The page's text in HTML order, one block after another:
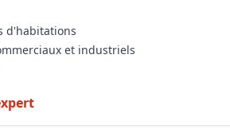
d'habitations
et industriels